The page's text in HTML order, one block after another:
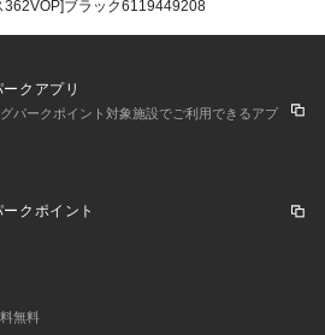
362VOP]ブラック6119449208
クアプリ
パークポイント対象施設でご利用できるアプ
クポイント
無料